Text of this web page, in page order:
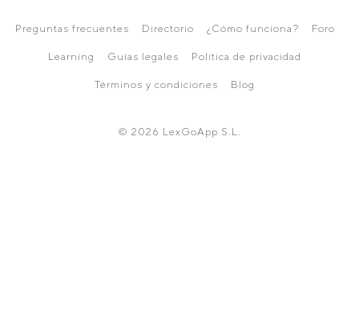
Preguntas frecuentes Directorio ¿Cómo funciona? Foro
Learning Guías legales Política de privacidad
Términos y condiciones Blog
© 2026 LexGoApp S.L.